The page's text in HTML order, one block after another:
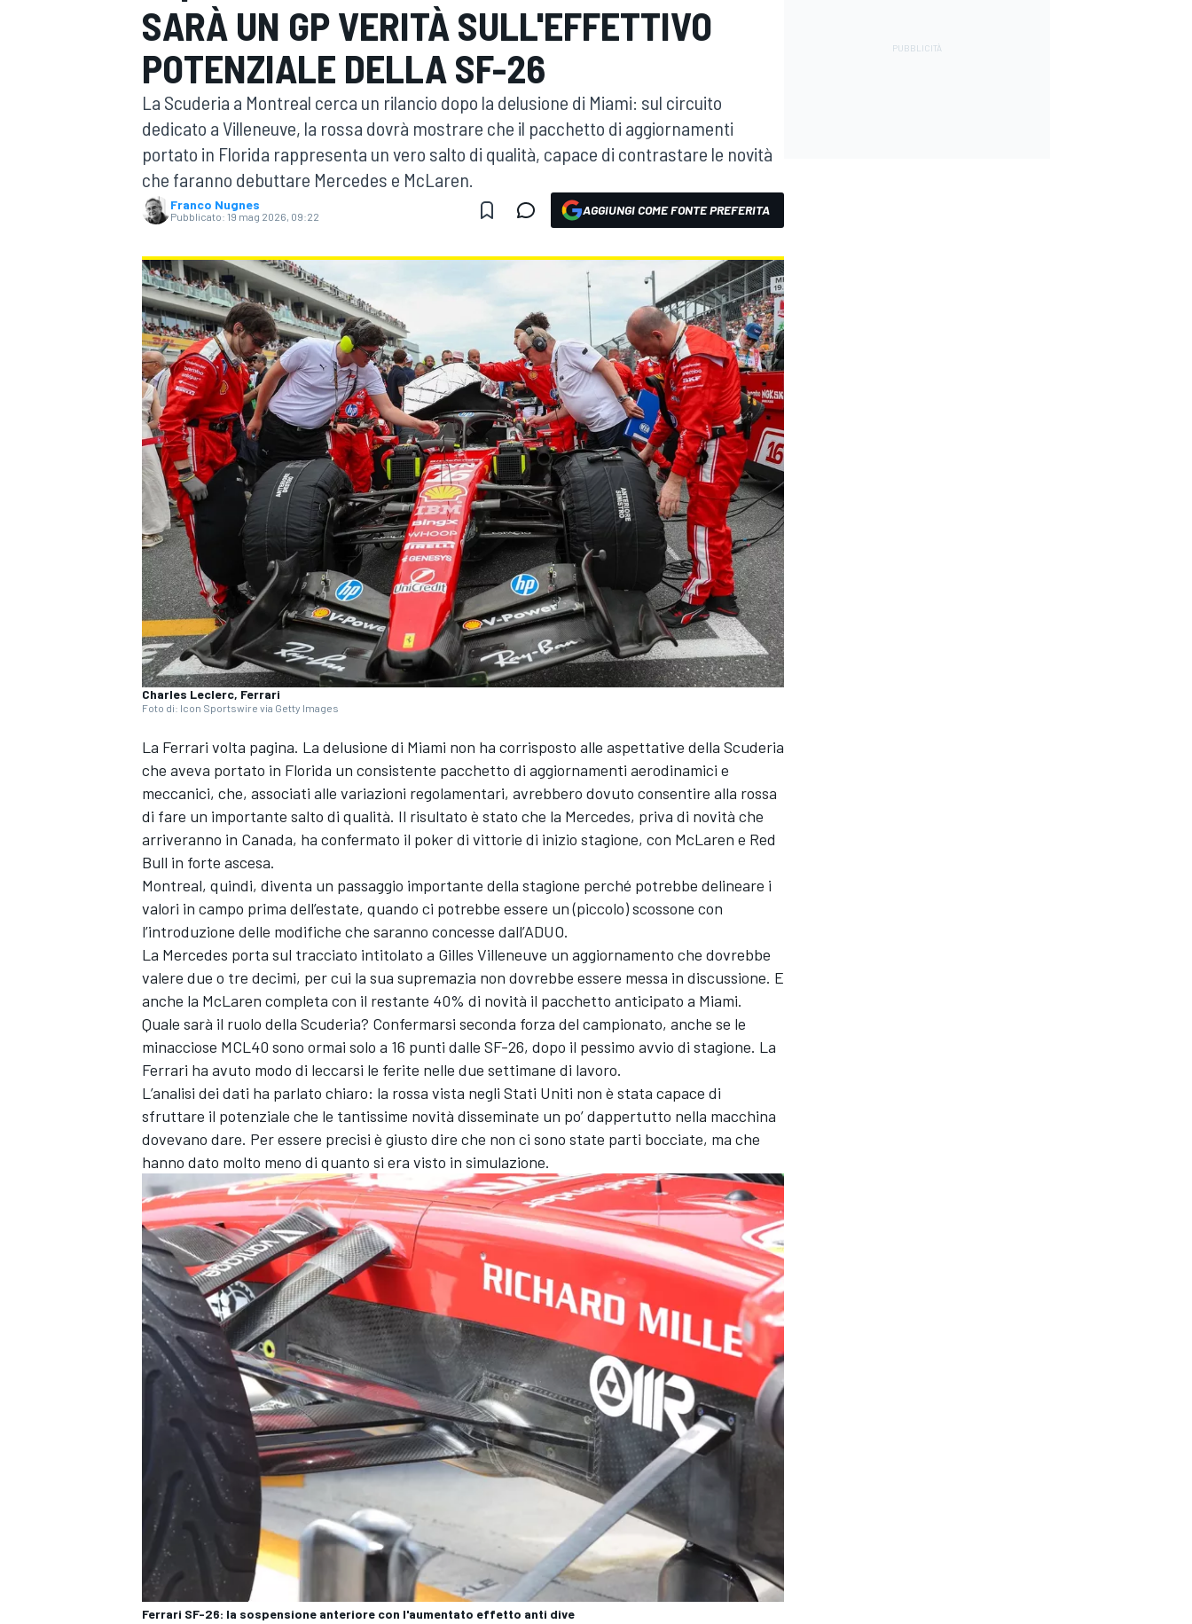
MOTOGP WEC
WRC
MONOPOSTO
ENDURANCE/GT
SARÀ UN GP VERITÀ SULL'EFFETTIVO
POTENZIALE DELLA SF-26
La Scuderia a Montreal cerca un rilancio dopo la delusione di Miami: sul circuito
dedicato a Villeneuve, la rossa dovrà mostrare che il pacchetto di aggiornamenti
portato in Florida rappresenta un vero salto di qualità, capace di contrastare le novità
che faranno debuttare Mercedes e McLaren.
Franco Nugnes
Pubblicato: 19 mag 2026, 09:22 AGGIUNGI COME FONTE PREFERITA
Charles Leclerc, Ferrari
Foto di: Icon Sportswire via Getty Images
La Ferrari volta pagina. La delusione di Miami non ha corrisposto alle aspettative della Scuderia
che aveva portato in Florida un consistente pacchetto di aggiornamenti aerodinamici e
meccanici, che, associati alle variazioni regolamentari, avrebbero dovuto consentire alla rossa
di fare un importante salto di qualità. Il risultato è stato che la Mercedes, priva di novità che
arriveranno in Canada, ha confermato il poker di vittorie di inizio stagione, con McLaren e Red
Bull in forte ascesa.
Montreal, quindi, diventa un passaggio importante della stagione perché potrebbe delineare i
valori in campo prima dell’estate, quando ci potrebbe essere un (piccolo) scossone con
l’introduzione delle modifiche che saranno concesse dall’ADUO.
La Mercedes porta sul tracciato intitolato a Gilles Villeneuve un aggiornamento che dovrebbe
valere due o tre decimi, per cui la sua supremazia non dovrebbe essere messa in discussione. E
anche la McLaren completa con il restante 40% di novità il pacchetto anticipato a Miami.
Quale sarà il ruolo della Scuderia? Confermarsi seconda forza del campionato, anche se le
minacciose MCL40 sono ormai solo a 16 punti dalle SF-26, dopo il pessimo avvio di stagione. La
Ferrari ha avuto modo di leccarsi le ferite nelle due settimane di lavoro.
L’analisi dei dati ha parlato chiaro: la rossa vista negli Stati Uniti non è stata capace di
sfruttare il potenziale che le tantissime novità disseminate un po’ dappertutto nella macchina
dovevano dare. Per essere precisi è giusto dire che non ci sono state parti bocciate, ma che
hanno dato molto meno di quanto si era visto in simulazione.
Ferrari SF-26: la sospensione anteriore con l'aumentato effetto anti dive